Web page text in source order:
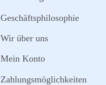
Geschäftsphilosophie
Wir über uns
Mein Konto
Zahlungsmöglichkeiten